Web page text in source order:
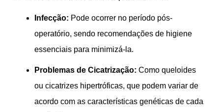
Infecção: Pode ocorrer no período pós-
operatório, sendo recomendações de higiene
essenciais para minimizá-la.
Problemas de Cicatrização: Como queloides
ou cicatrizes hipertróficas, que podem variar de
acordo com as características genéticas de cada